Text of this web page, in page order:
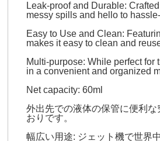
Leak-proof and Durable:
messy spills and hello to
Easy to Use and Clean:
makes it easy to clean and
Multi-purpose: While perfect
in a convenient and organized
Net capacity: 60ml
外出先での液体の保管に便利
おりです。
幅広い用途: ジェット機で世界